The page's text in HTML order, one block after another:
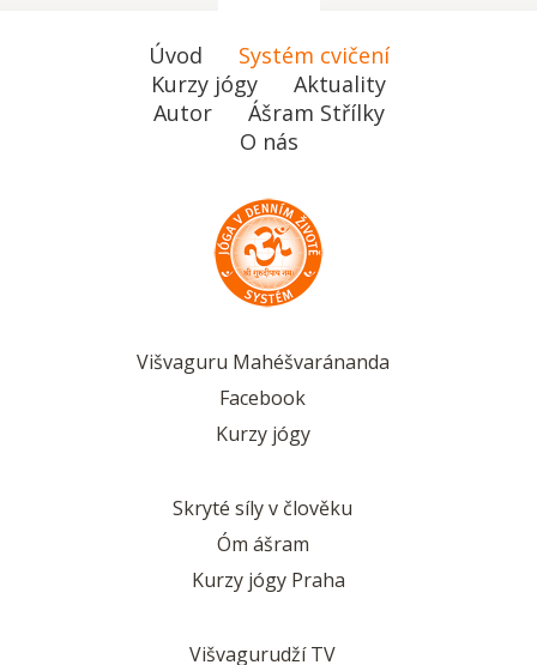
Úvod
Systém cvičení
Kurzy jógy
Aktuality
Autor
Ášram Střílky
O nás
Višvaguru Mahéšvaránanda
Facebook
Kurzy jógy
Skryté síly v člověku
Óm ášram
Kurzy jógy Praha
Višvagurudží TV